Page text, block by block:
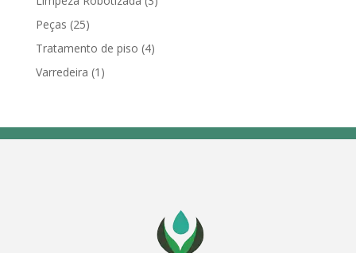
Peças (25)
Tratamento de piso (4)
Varredeira (1)